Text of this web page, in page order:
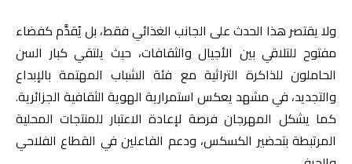
ولا يقتصر هذا الحدث على الجانب الغذائي فقط، بل يُقدَّم كفضاء
مفتوح للتلاقي بين الأجيال والثقافات، حيث يلتقي كبار السن
الحاملون للذاكرة التراثية مع فئة الشباب المهتمة بالإبداع
والتجديد، في مشهد يعكس استمرارية الهوية الثقافية الجزائرية.
كما يشكل المهرجان فرصة لإعادة الاعتبار للمنتجات المحلية
المرتبطة بتحضير الكسكس، ودعم الفاعلين في القطاع الفلاحي